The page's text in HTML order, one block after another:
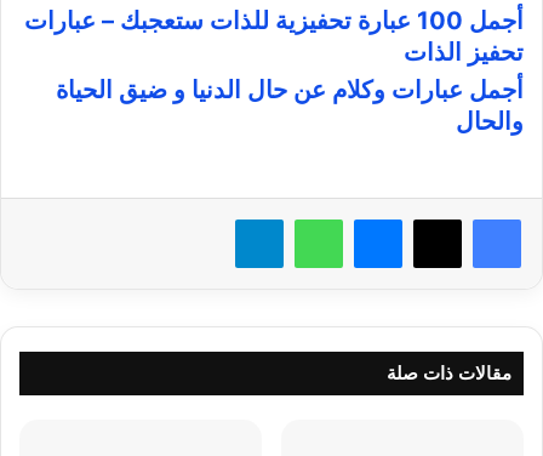
أجمل 100 عبارة تحفيزية للذات ستعجبك – عبارات
تحفيز الذات
أجمل عبارات وكلام عن حال الدنيا و ضيق الحياة
والحال
فيسبوك X ماسنجر واتساب
مقالات ذات صلة